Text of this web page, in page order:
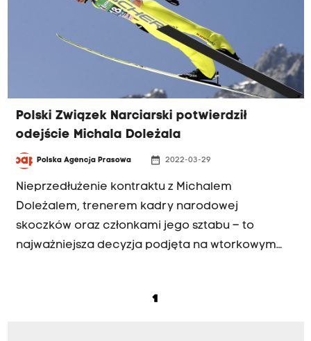
Polski Związek Narciarski potwierdził
odejście Michala Doleżala
Polska Agencja Prasowa date_range 2022-03-29
Nieprzedłużenie kontraktu z Michalem
Doleżalem, trenerem kadry narodowej
skoczków oraz członkami jego sztabu – to
najważniejsza decyzja podjęta na wtorkowym
Austriak Thomas Thurnbichler.
1